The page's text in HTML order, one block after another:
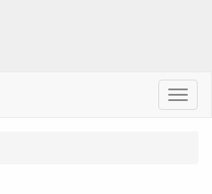
M
e